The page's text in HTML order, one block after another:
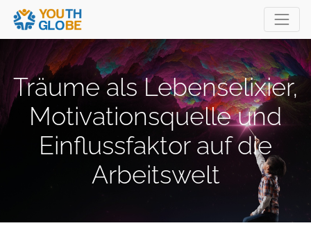
Träume als Lebenselixier,
Motivationsquelle und
Einflussfaktor auf die
Arbeitswelt